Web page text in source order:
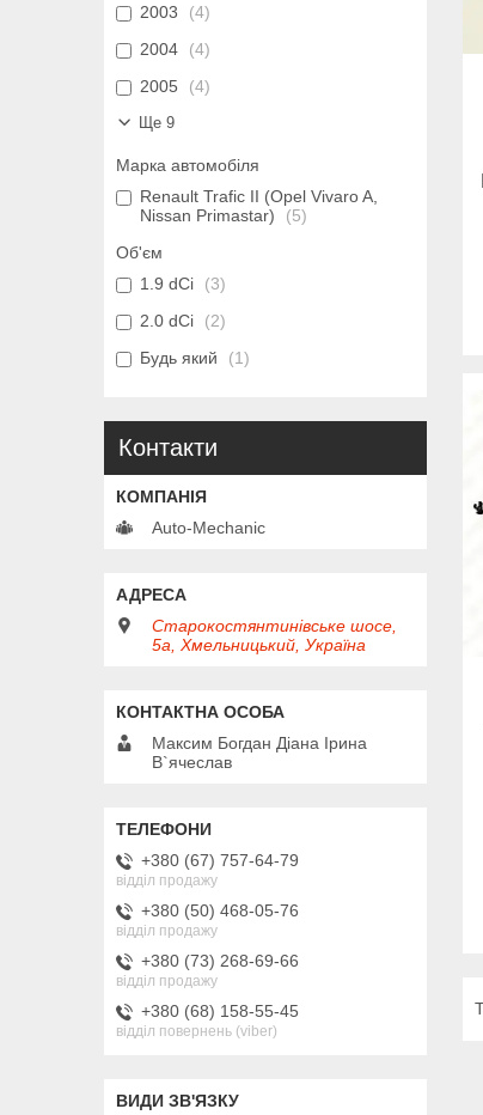
2003
4
2004
4
2005
4
Ще 9
Марка автомобіля
Renault Trafic II (Opel Vivaro A,
Nissan Primastar)
5
Об'єм
1.9 dCi
3
2.0 dCi
2
Будь який
1
Контакти
Auto-Mechanic
Старокостянтинівське шосе,
5а, Хмельницький, Україна
Максим Богдан Діана Ірина
В`ячеслав
+380 (67) 757-64-79
відділ продажу
+380 (50) 468-05-76
відділ продажу
+380 (73) 268-69-66
відділ продажу
+380 (68) 158-55-45
відділ повернень (viber)